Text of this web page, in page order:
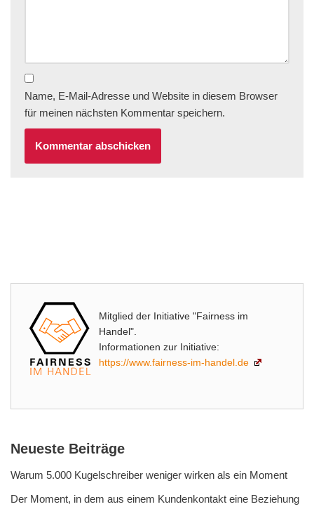
Name, E-Mail-Adresse und Website in diesem Browser
für meinen nächsten Kommentar speichern.
Mitglied der Initiative "Fairness im
Handel".
Informationen zur Initiative:
https://www.fairness-im-handel.de
Neueste Beiträge
Warum 5.000 Kugelschreiber weniger wirken als ein Moment
Der Moment, in dem aus einem Kundenkontakt eine Beziehung